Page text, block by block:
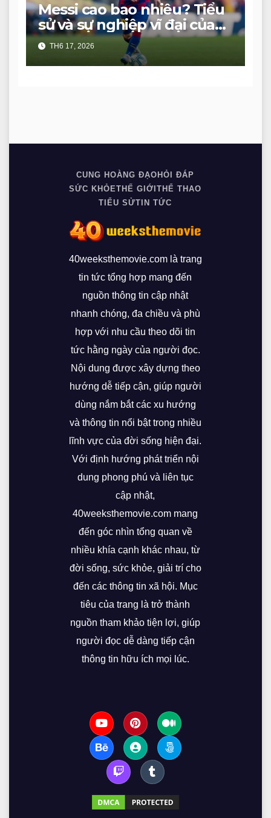
Messi cao bao nhiêu? Tiểu
sử và sự nghiệp vĩ đại của
GOAT
TH6 17, 2026
CUNG HOÀNG ĐẠO HỎI ĐÁP
SỨC KHỎETHẾ GIỚITHỂ THAO
TIỂU SỬTIN TỨC
40weeksthemovie.com là trang
tin tức tổng hợp mang đến
nguồn thông tin cập nhật
nhanh chóng, đa chiều và phù
hợp với nhu cầu theo dõi tin
tức hằng ngày của người đọc.
Nội dung được xây dựng theo
hướng dễ tiếp cận, giúp người
dùng nắm bắt các xu hướng
và thông tin nổi bật trong nhiều
lĩnh vực của đời sống hiện đại.
Với định hướng phát triển nội
dung phong phú và liên tục
cập nhật,
40weeksthemovie.com mang
đến góc nhìn tổng quan về
nhiều khía cạnh khác nhau, từ
đời sống, sức khỏe, giải trí cho
đến các thông tin xã hội. Mục
tiêu của trang là trở thành
nguồn tham khảo tiện lợi, giúp
người đọc dễ dàng tiếp cận
thông tin hữu ích mọi lúc.